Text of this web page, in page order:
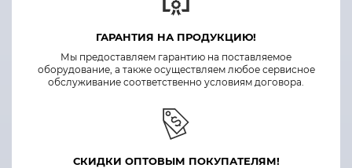
ГАРАНТИЯ НА ПРОДУКЦИЮ!
Мы предоставляем гарантию на поставляемое
оборудование, а также осуществляем любое сервисное
обслуживание соответственно условиям договора.
СКИДКИ ОПТОВЫМ ПОКУПАТЕЛЯМ!